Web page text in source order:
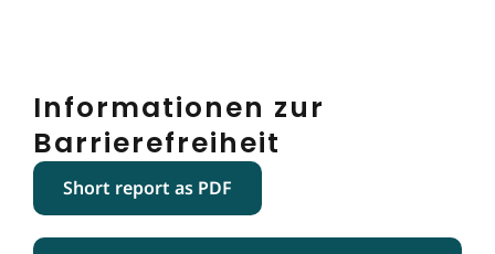
Informationen zur
Barrierefreiheit
Short report as PDF